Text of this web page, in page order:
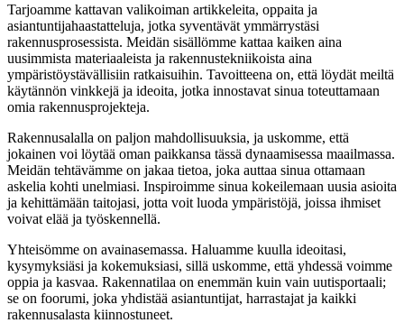
Tarjoamme kattavan valikoiman artikkeleita, oppaita ja
asiantuntijahaastatteluja, jotka syventävät ymmärrystäsi
rakennusprosessista. Meidän sisällömme kattaa kaiken aina
uusimmista materiaaleista ja rakennustekniikoista aina
ympäristöystävällisiin ratkaisuihin. Tavoitteena on, että löydät meiltä
käytännön vinkkejä ja ideoita, jotka innostavat sinua toteuttamaan
omia rakennusprojekteja.
Rakennusalalla on paljon mahdollisuuksia, ja uskomme, että
jokainen voi löytää oman paikkansa tässä dynaamisessa maailmassa.
Meidän tehtävämme on jakaa tietoa, joka auttaa sinua ottamaan
askelia kohti unelmiasi. Inspiroimme sinua kokeilemaan uusia asioita
ja kehittämään taitojasi, jotta voit luoda ympäristöjä, joissa ihmiset
voivat elää ja työskennellä.
Yhteisömme on avainasemassa. Haluamme kuulla ideoitasi,
kysymyksiäsi ja kokemuksiasi, sillä uskomme, että yhdessä voimme
oppia ja kasvaa. Rakennatilaa on enemmän kuin vain uutisportaali;
se on foorumi, joka yhdistää asiantuntijat, harrastajat ja kaikki
rakennusalasta kiinnostuneet.